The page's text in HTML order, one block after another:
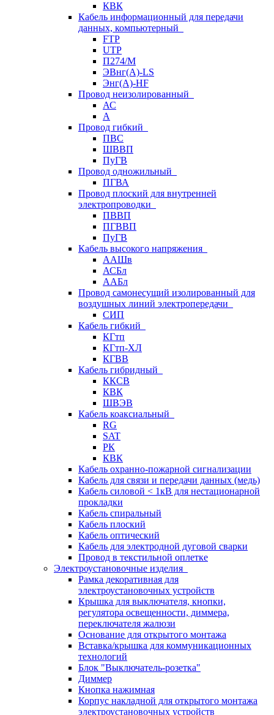
КВК
Кабель информационный для передачи
данных, компьютерный
FTP
UTP
П274/М
ЭВнг(А)-LS
Энг(А)-HF
Провод неизолированный
АС
А
Провод гибкий
ПВС
ШВВП
ПуГВ
Провод одножильный
ПГВА
Провод плоский для внутренней
электропроводки
ПВВП
ПГВВП
ПуГВ
Кабель высокого напряжения
ААШв
АСБл
ААБл
Провод самонесущий изолированный для
воздушных линий электропередачи
СИП
Кабель гибкий
КГтп
КГтп-ХЛ
КГВВ
Кабель гибридный
ККСВ
КВК
ШВЭВ
Кабель коаксиальный
RG
SAT
РК
КВК
Кабель охранно-пожарной сигнализации
Кабель для связи и передачи данных (медь)
Кабель силовой < 1кВ для нестационарной
прокладки
Кабель спиральный
Кабель плоский
Кабель оптический
Кабель для электродной дуговой сварки
Провод в текстильной оплетке
Электроустановочные изделия
Рамка декоративная для
электроустановочных устройств
Крышка для выключателя, кнопки,
регулятора освещенности, диммера,
переключателя жалюзи
Основание для открытого монтажа
Вставка/крышка для коммуникационных
технологий
Блок "Выключатель-розетка"
Диммер
Кнопка нажимная
Корпус накладной для открытого монтажа
электроустановочных устройств